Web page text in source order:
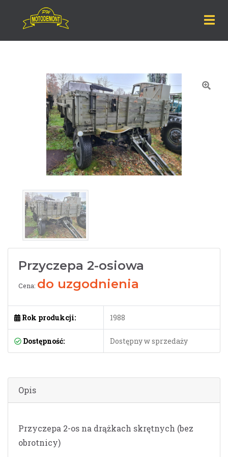
Przyczepa 2-osiowa
Cena: do uzgodnienia
Rok produkcji: 1988
Dostępność: Dostępny w sprzedaży
Opis
Przyczepa 2-os na drążkach skrętnych (bez
obrotnicy)